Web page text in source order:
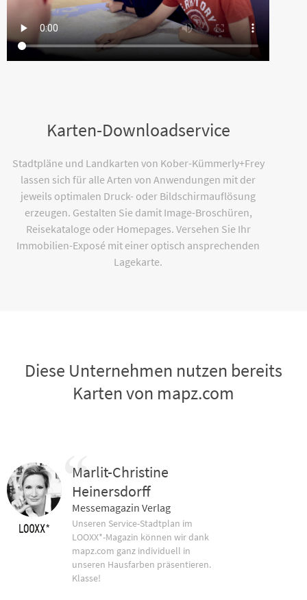
Karten-Downloadservice
Stadtpläne und Landkarten von Kober-Kümmerly+Frey
lassen sich für alle Arten von Anwendungen mit der
jeweils optimalen Druck- oder Bildschirmauflösung
erzeugen. Gestalten Sie damit Image-Broschüren,
Reisekataloge oder Homepages. Versehen Sie Ihr
Immobilien-Exposé mit einer optisch ansprechenden
Lagekarte.
Diese Unternehmen nutzen bereits
Karten von mapz.com
Marlit-Christine
Heinersdorff
Messemagazin Verlag
Unseren Service-Stadtplan im
LOOXX*-Magazin können wir dank
mapz.com ganz individuell in
unseren Hausfarben präsentieren.
Klasse!